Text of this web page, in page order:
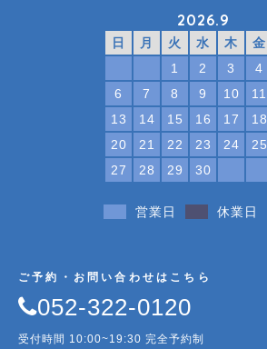
2026.9
日 月 火 水 木 金
1
2 3 4
6
7 8 9 10 11
13
14 15 16 17 18
20
21 22 23 24 25
27
28 29 30
営業日 休業日
ご予約・お問い合わせはこちら
052-322-0120
受付時間 10:00~19:30 完全予約制